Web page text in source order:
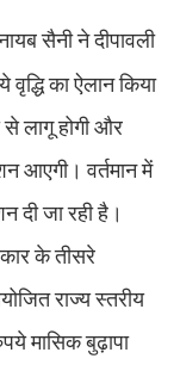
सैनी ने दीपावली
का ऐलान किया
लागू होगी और
आएगी। वर्तमान में
दी जा रही है।
के तीसरे
राज्य स्तरीय
मासिक बुढ़ापा